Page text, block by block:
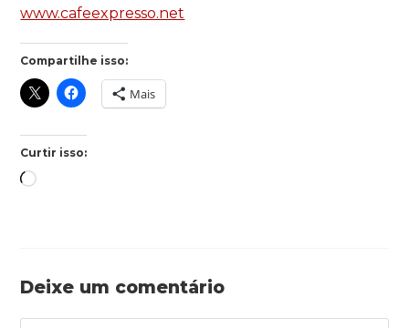
www.cafeexpresso.net
Compartilhe isso:
Mais
Curtir isso:
Deixe um comentário